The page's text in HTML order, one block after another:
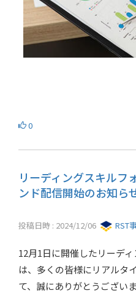
0
リーディングスキルフ
ンド配信開始のお知ら
投稿日時 : 2024/12/06 RST
12月1日に開催したリーデ
は、多くの皆様にリアルタ
て、誠にありがとうございま